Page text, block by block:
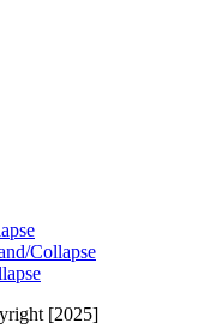
Collapse
[2025]